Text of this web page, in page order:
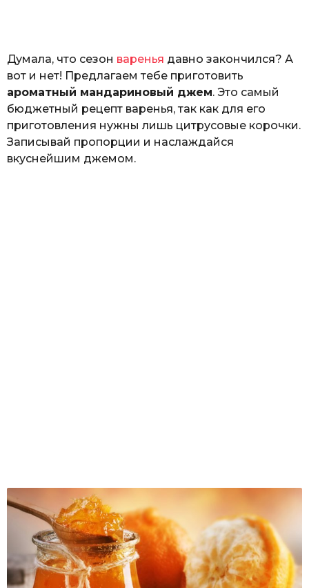
р
к
л
ю
к
Думала, что сезон варенья давно закончился? А
вот и нет! Предлагаем тебе приготовить
ароматный мандариновый джем. Это самый
бюджетный рецепт варенья, так как для его
приготовления нужны лишь цитрусовые корочки.
Записывай пропорции и наслаждайся
вкуснейшим джемом.